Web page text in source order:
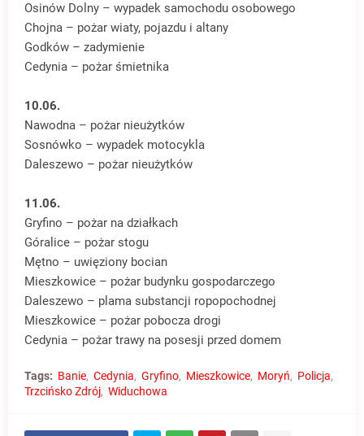
Osinów Dolny – wypadek samochodu osobowego
Chojna – pożar wiaty, pojazdu i altany
Godków – zadymienie
Cedynia – pożar śmietnika
10.06.
Nawodna – pożar nieużytków
Sosnówko – wypadek motocykla
Daleszewo – pożar nieużytków
11.06.
Gryfino – pożar na działkach
Góralice – pożar stogu
Mętno – uwięziony bocian
Mieszkowice – pożar budynku gospodarczego
Daleszewo – plama substancji ropopochodnej
Mieszkowice – pożar pobocza drogi
Cedynia – pożar trawy na posesji przed domem
Tags: Banie Cedynia Gryfino Mieszkowice Moryń
Policja
Trzcińsko Zdrój Widuchowa